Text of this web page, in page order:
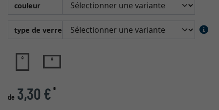
couleur
type de verre
de 3,30 €*